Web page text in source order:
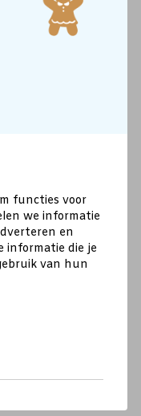
functies voor
we informatie
en
informatie die je
van hun